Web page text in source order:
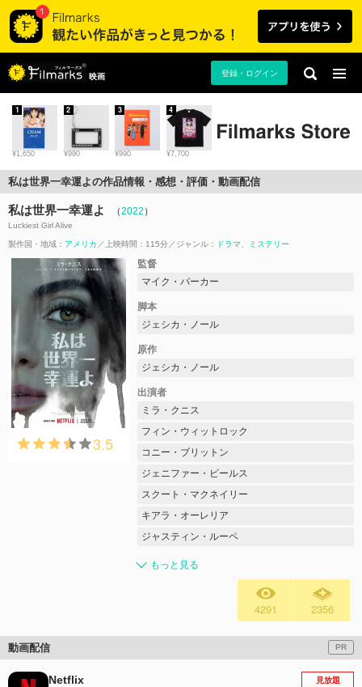
映画 登録・ログイン
¥1,650
1
¥990
2
¥990
3
¥7,700
4
私は世界一幸運よの作品情報・感想・評価・動画配信
私は世界一幸運よ （2022 ）
Luckiest Girl Alive
製作国・地域： アメリカ 上映時間：115分 ジャンル： ドラマ ミステリー
3.5
監督
マイク・バーカー
脚本
ジェシカ・ノール
原作
ジェシカ・ノール
出演者
ミラ・クニス
フィン・ウィットロック
コニー・ブリットン
ジェニファー・ビールス
スクート・マクネイリー
キアラ・オーレリア
ジャスティン・ルーペ
もっと見る
4291 2356
動画配信 PR
Netflix 見放題